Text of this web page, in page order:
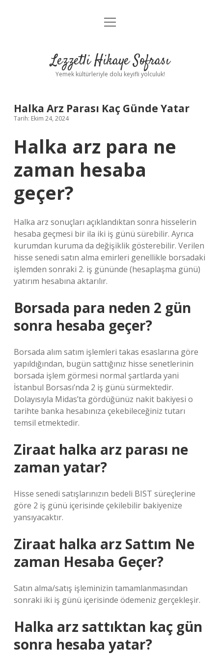
Anasayfa
Yasal Uyarı
menüyü
Lezzetli Hikaye Sofrası
Yemek kültürleriyle dolu keyifli yolculuk!
Halka Arz Parası Kaç Günde Yatar
Tarih: Ekim 24, 2024
Halka arz para ne
zaman hesaba
geçer?
Halka arz sonuçları açıklandıktan sonra hisselerin
hesaba geçmesi bir ila iki iş günü sürebilir. Ayrıca
kurumdan kuruma da değişiklik gösterebilir. Verilen
hisse senedi satın alma emirleri genellikle borsadaki
işlemden sonraki 2. iş gününde (hesaplaşma günü)
yatırım hesabına aktarılır.
Borsada para neden 2 gün
sonra hesaba geçer?
Borsada alım satım işlemleri takas esaslarına göre
yapıldığından, bugün sattığınız hisse senetlerinin
borsada işlem görmesi normal şartlarda yani
İstanbul Borsası’nda 2 iş günü sürmektedir.
Dolayısıyla Midas’ta gördüğünüz nakit bakiyesi o
tarihte banka hesabınıza çekebileceğiniz tutarı
temsil etmektedir.
Ziraat halka arz parası ne
zaman yatar?
Hisse senedi satışlarınızın bedeli BIST süreçlerine
göre 2 iş günü içerisinde çekilebilir bakiyenize
yansıyacaktır.
Ziraat halka arz Sattım Ne
zaman Hesaba Geçer?
Satın alma/satış işleminizin tamamlanmasından
sonraki iki iş günü içerisinde ödemeniz gerçekleşir.
Halka arz sattıktan kaç gün
sonra hesaba yatar?